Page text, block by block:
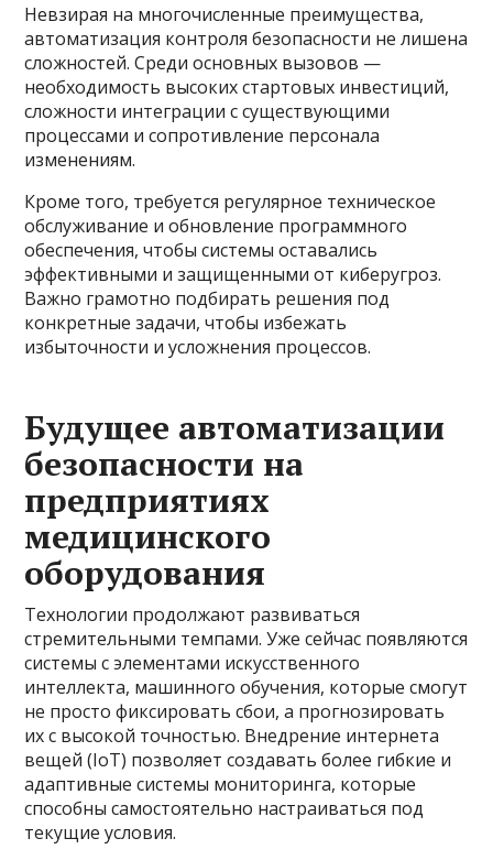
Невзирая на многочисленные преимущества,
автоматизация контроля безопасности не лишена
сложностей. Среди основных вызовов —
необходимость высоких стартовых инвестиций,
сложности интеграции с существующими
процессами и сопротивление персонала
изменениям.
Кроме того, требуется регулярное техническое
обслуживание и обновление программного
обеспечения, чтобы системы оставались
эффективными и защищенными от киберугроз.
Важно грамотно подбирать решения под
конкретные задачи, чтобы избежать
избыточности и усложнения процессов.
Будущее автоматизации
безопасности на
предприятиях
медицинского
оборудования
Технологии продолжают развиваться
стремительными темпами. Уже сейчас появляются
системы с элементами искусственного
интеллекта, машинного обучения, которые смогут
не просто фиксировать сбои, а прогнозировать
их с высокой точностью. Внедрение интернета
вещей (IoT) позволяет создавать более гибкие и
адаптивные системы мониторинга, которые
способны самостоятельно настраиваться под
текущие условия.